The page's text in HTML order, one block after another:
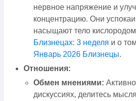
нервное напряжение и
концентрацию. Они
насыщают тело
Близнецах: 3 неделя и о
Январь 2026 Близнецы.
Отношения:
Обмен мнениями:
дискуссиях, делитесь